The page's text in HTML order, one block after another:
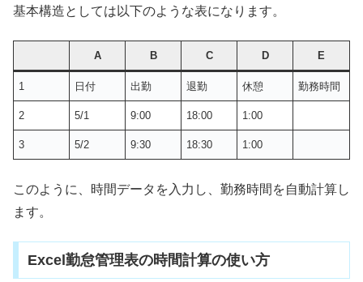
基本構造としては以下のような表になります。
A B C D E
1 日付 出勤 退勤 休憩 勤務時間
2 5/1 9:00 18:00 1:00
3 5/2 9:30 18:30 1:00
このように、時間データを入力し、勤務時間を自動計算し
ます。
Excel勤怠管理表の時間計算の使い方